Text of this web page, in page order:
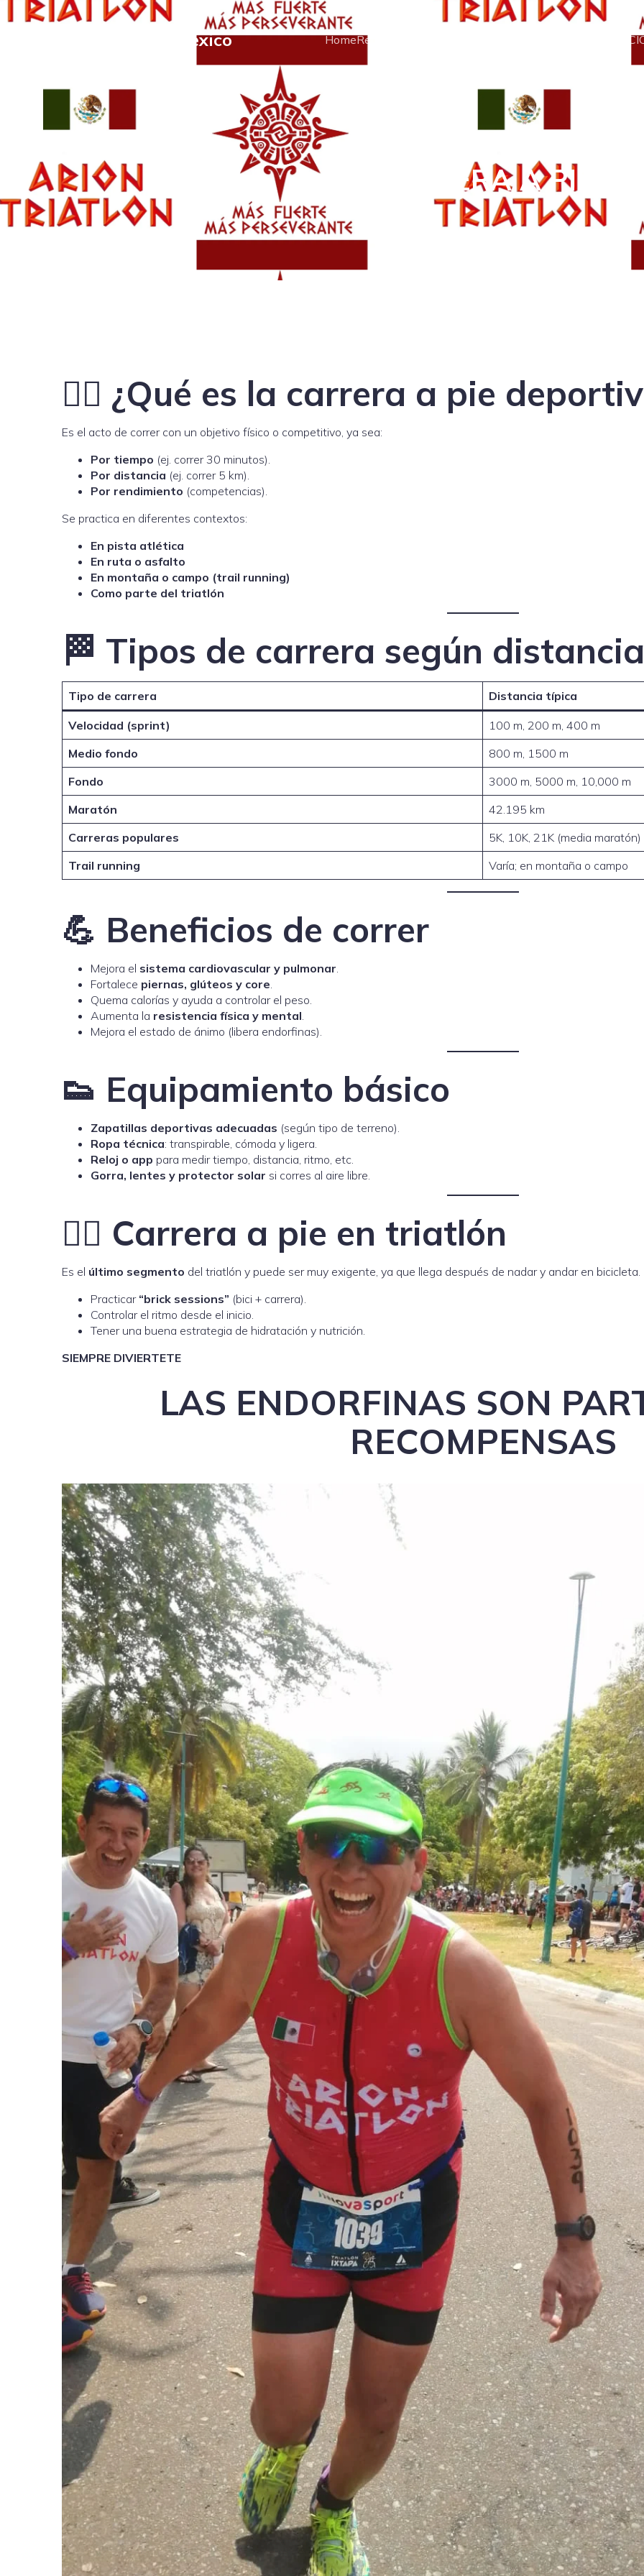
Arion Triatlón | México HomeReglas Oficiales del Triatlón
CARRERA A PIE
🏃‍♂️ ¿Qué es la carrera a pie
Es el acto de correr con un objetivo físico o competitivo, ya sea:
Por tiempo (ej. correr 30 minutos).
Por distancia (ej. correr 5 km).
Por rendimiento (competencias).
Se practica en diferentes contextos:
En pista atlética
En ruta o asfalto
En montaña o campo (trail running)
Como parte del triatlón
🏁 Tipos de carrera según distancia
Tipo de carrera Distancia típica
Velocidad (sprint)
100 m, 200 m, 400 m
Medio fondo
800 m, 1500 m
Fondo
3000 m, 5000 m, 10,000 m
Maratón
42.195 km
Carreras populares
5K, 10K, 21K (media maratón)
Trail running
Varía; en montaña o campo
💪 Beneficios de correr
Mejora el sistema cardiovascular y pulmonar.
Fortalece piernas, glúteos y core.
Quema calorías y ayuda a controlar el peso.
Aumenta la resistencia física y mental.
Mejora el estado de ánimo (libera endorfinas).
👟 Equipamiento básico
Zapatillas deportivas adecuadas (según tipo de terreno).
Ropa técnica: transpirable, cómoda y ligera.
Reloj o app para medir tiempo, distancia, ritmo, etc.
Gorra, lentes y protector solar si corres al aire libre.
🏃‍♂️ Carrera a pie en triatlón
Es el último segmento del triatlón y puede ser muy exigente, ya que llega después de nadar y andar en bicicleta.
Practicar “brick sessions” (bici + carrera).
Controlar el ritmo desde el inicio.
Tener una buena estrategia de hidratación y nutrición.
SIEMPRE DIVIERTETE
LAS ENDORFINAS SON
RECOMPENSAS